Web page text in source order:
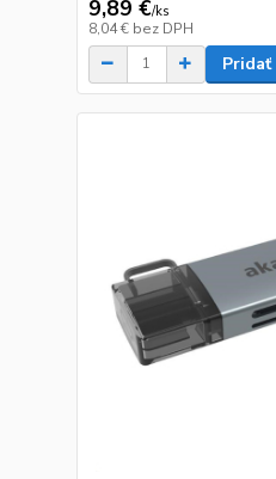
9,89 €/ks
8,04 € bez DPH
Pridať